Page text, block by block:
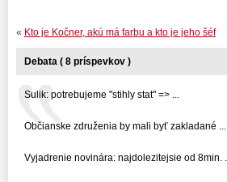
« Kto je Kočner, akú má farbu a kto je jeho šéf
Debata ( 8 príspevkov )
Sulik: potrebujeme "stihly stat" => ...
Občianske združenia by mali byť zakladané ...
Vyjadrenie novinára: najdolezitejsie od 8min. ...